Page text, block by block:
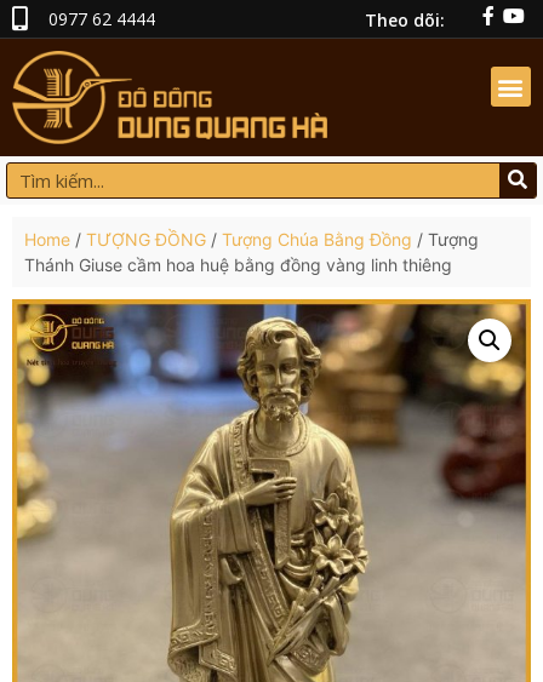
0977 62 4444 Theo dõi:
Home / TƯỢNG ĐỒNG / Tượng Chúa Bằng Đồng / Tượng
Thánh Giuse cầm hoa huệ bằng đồng vàng linh thiêng